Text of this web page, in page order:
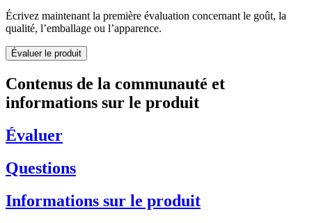
Écrivez maintenant la première évaluation concernant le goût, la
qualité, l’emballage ou l’apparence.
Évaluer le produit
Contenus de la communauté et
informations sur le produit
Évaluer
Questions
Informations sur le produit